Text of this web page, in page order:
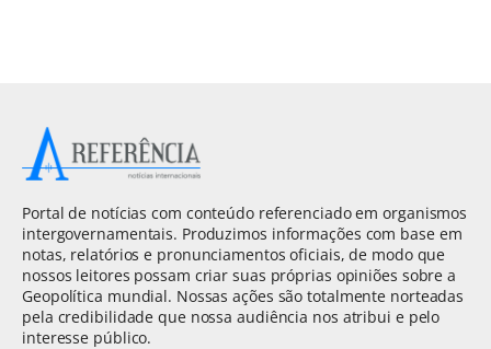
Portal de notícias com conteúdo referenciado em organismos
intergovernamentais. Produzimos informações com base em
notas, relatórios e pronunciamentos oficiais, de modo que
nossos leitores possam criar suas próprias opiniões sobre a
Geopolítica mundial. Nossas ações são totalmente norteadas
pela credibilidade que nossa audiência nos atribui e pelo
interesse público.